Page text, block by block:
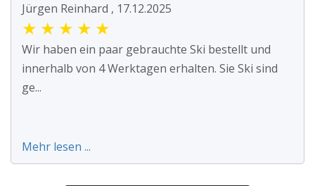
Jürgen Reinhard , 17.12.2025
★ ★ ★ ★ ★
Wir haben ein paar gebrauchte Ski bestellt und
innerhalb von 4 Werktagen erhalten. Sie Ski sind
ge...
Mehr lesen ...